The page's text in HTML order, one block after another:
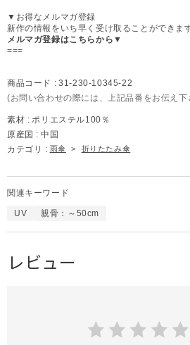
▼お得なメルマガ登録
新作の情報をいち早く受け取ることができま
メルマガ登録はこちらから▼
===
商品コード : 31-230-10345-22
(お問い合わせの際には、上記品番をお伝え下
素材 : ポリエステル100％
原産国 : 中国
カテゴリ : 雨傘 > 折りたたみ傘
関連キーワード
UV 親骨：～50cm
レビュー